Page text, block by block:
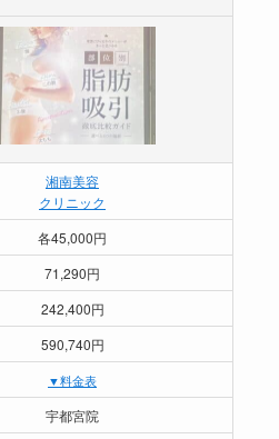
湘南美容
クリニック
各45,000円
71,290円
242,400円
590,740円
▼料金表
宇都宮院